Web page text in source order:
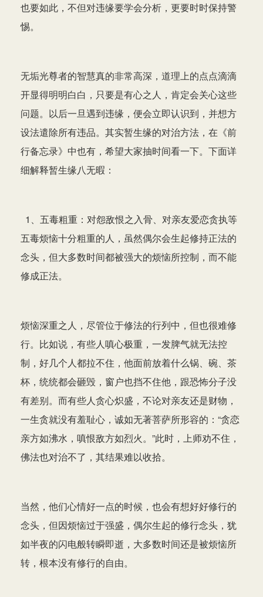
也要如此，不但对违缘要学会分析，更要时时保持警
惕。
无垢光尊者的智慧真的非常高深，道理上的点点滴滴
开显得明明白白，只要是有心之人，肯定会关心这些
问题。以后一旦遇到违缘，便会立即认识到，并想方
设法遣除所有违品。其实暂生缘的对治方法，在《前
行备忘录》中也有，希望大家抽时间看一下。下面详
细解释暂生缘八无暇：
1、五毒粗重：对怨敌恨之入骨、对亲友爱恋贪执等
五毒烦恼十分粗重的人，虽然偶尔会生起修持正法的
念头，但大多数时间都被强大的烦恼所控制，而不能
修成正法。
烦恼深重之人，尽管位于修法的行列中，但也很难修
行。比如说，有些人嗔心极重，一发脾气就无法控
制，好几个人都拉不住，他面前放着什么锅、碗、茶
杯，统统都会砸毁，窗户也挡不住他，跟恐怖分子没
有差别。而有些人贪心炽盛，不论对亲友还是财物，
一生贪就没有羞耻心，诚如无著菩萨所形容的：“贪恋
亲方如沸水，嗔恨敌方如烈火。”此时，上师劝不住，
佛法也对治不了，其结果难以收拾。
当然，他们心情好一点的时候，也会有想好好修行的
念头，但因烦恼过于强盛，偶尔生起的修行念头，犹
如半夜的闪电般转瞬即逝，大多数时间还是被烦恼所
转，根本没有修行的自由。